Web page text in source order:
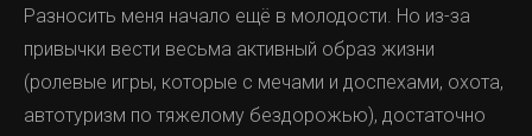
иммуногистохимия», – рассказала заведующая
отделением опухолей головы и шеи
Медицинского города Динара Вонтлая.
Разносить меня начало ещё в молодости. Но из-за
привычки вести весьма активный образ жизни
(ролевые игры, которые с мечами и доспехами, охота,
автотуризм по тяжелому бездорожью), достаточно